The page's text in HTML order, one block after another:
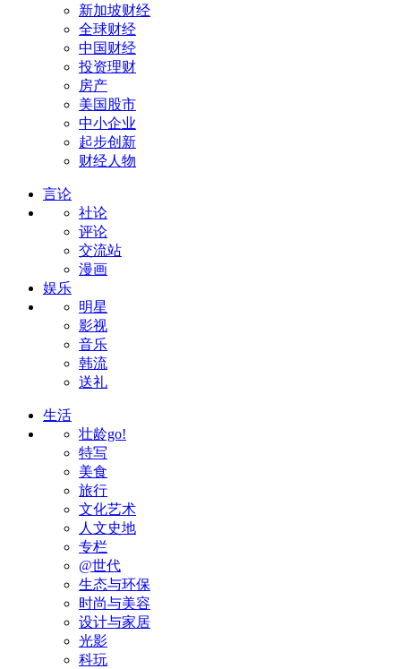
新加坡财经
全球财经
中国财经
投资理财
房产
美国股市
中小企业
起步创新
财经人物
言论
社论
评论
交流站
漫画
娱乐
明星
影视
音乐
韩流
送礼
生活
壮龄go!
特写
美食
旅行
文化艺术
人文史地
专栏
@世代
生态与环保
时尚与美容
设计与家居
光影
科玩